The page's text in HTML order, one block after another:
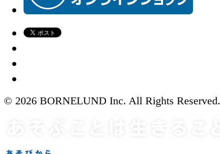
© 2026 BORNELUND Inc. All Rights Reserved.